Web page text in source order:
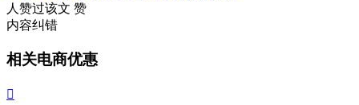
人赞过该文 赞
内容纠错
相关电商优惠
